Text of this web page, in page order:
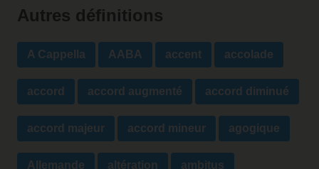
Autres définitions
A Cappella AABA accent accolade
accord accord augmenté accord diminué
accord majeur accord mineur agogique
Allemande altération ambitus